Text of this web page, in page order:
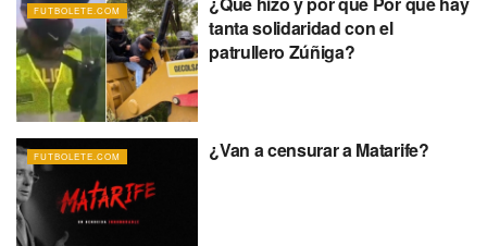
FUTBOLETE.COM
tanta solidaridad con el
patrullero Zúñiga?
FUTBOLETE.COM ¿Van a censurar a Matarife?